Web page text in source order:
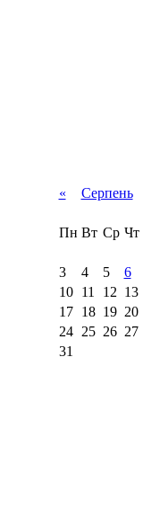
« Серпень
Пн Вт Ср Чт
3
4 5 6
10
11 12 13
17
18 19 20
24
25 26 27
31